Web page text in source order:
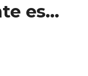
es…